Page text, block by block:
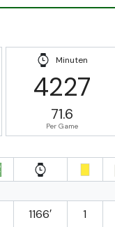
Minuten
4227
71.6
Per Game
1166′ 1